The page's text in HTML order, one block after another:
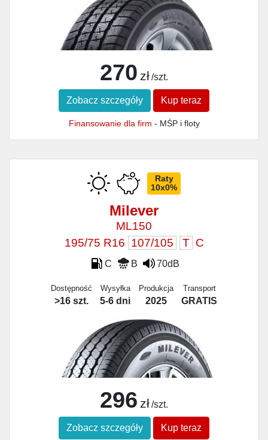
270 zł /szt.
Zobacz szczegóły Kup teraz
Finansowanie dla firm - MŚP i floty
Raty
10x0%
Milever
ML150
195/75 R16 107/105 T C
C B 70dB
Dostępność
>16 szt.
Wysyłka
5-6 dni
Produkcja
2025
Transport
GRATIS
296 zł /szt.
Zobacz szczegóły Kup teraz